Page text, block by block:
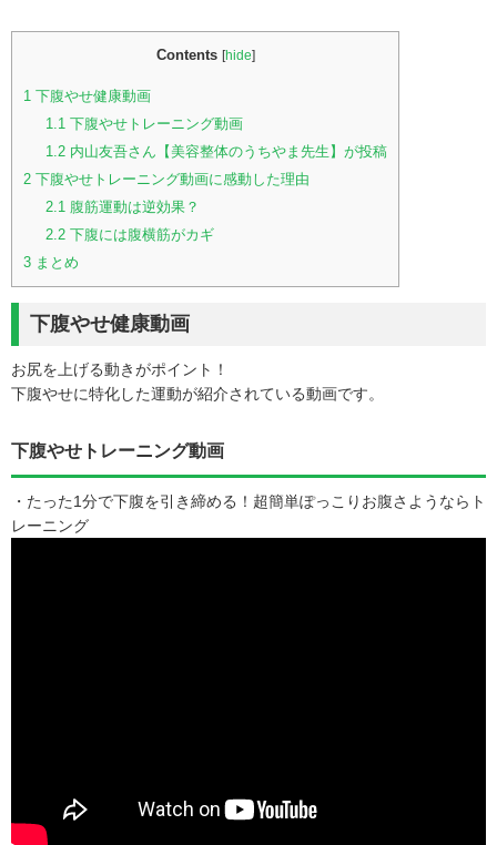
Contents [hide]
1 下腹やせ健康動画
1.1 下腹やせトレーニング動画
1.2内山友吾さん【美容整体のうちやま先生】が投稿
2 下腹やせトレーニング動画に感動した理由
2.1 腹筋運動は逆効果？
2.2下腹には腹横筋がカギ
3 まとめ
下腹やせ健康動画
お尻を上げる動きがポイント！
下腹やせに特化した運動が紹介されている動画です。
下腹やせトレーニング動画
・たった1分で下腹を引き締める！超簡単ぽっこりお腹さようならト
レーニング